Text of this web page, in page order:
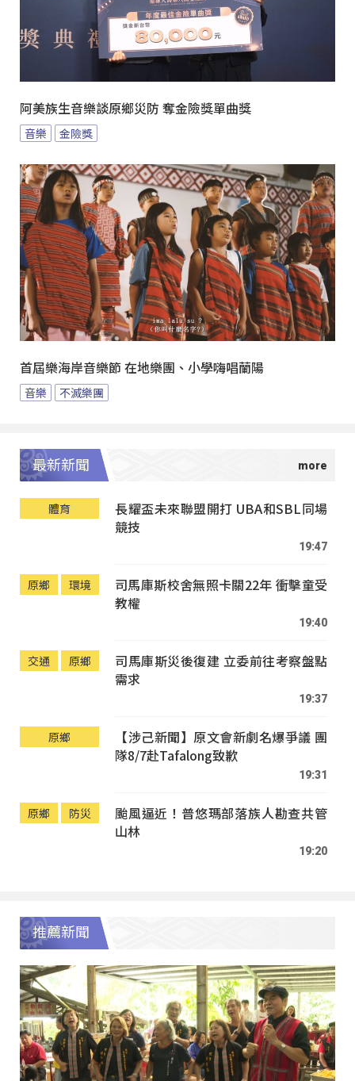
阿美族生音樂談原鄉災防 奪金險獎單曲獎
音樂 金險獎
首屆樂海岸音樂節 在地樂團、小學嗨唱蘭陽
音樂 不滅樂團
最新新聞
體育
長耀盃未來聯盟開打 UBA和SBL同場
競技
19:47
原鄉 環境
司馬庫斯校舍無照卡關22年 衝擊童受
教權
19:40
交通 原鄉
司馬庫斯災後復建 立委前往考察盤點
需求
19:37
原鄉
【涉己新聞】原文會新劇名爆爭議 團
隊8/7赴Tafalong致歉
19:31
原鄉 防災
颱風逼近！普悠瑪部落族人勘查共管
山林
19:20
推薦新聞